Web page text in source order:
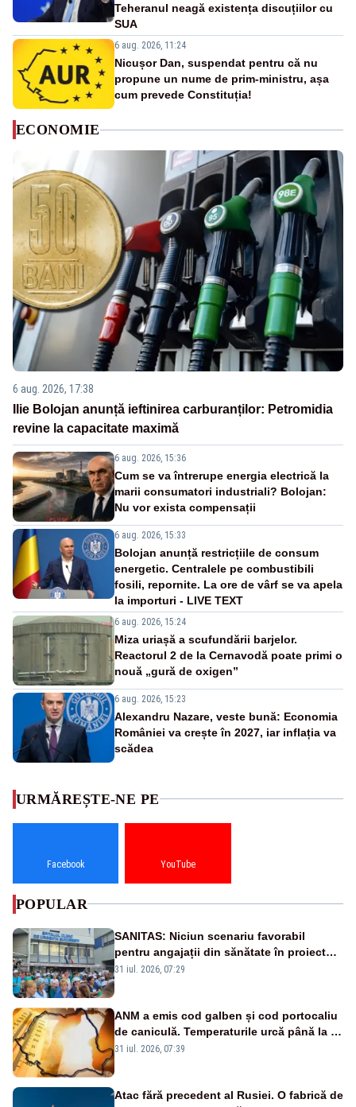
Teheranul neagă existența discuțiilor cu
SUA
6 aug. 2026, 11:24
Nicușor Dan, suspendat pentru că nu
propune un nume de prim-ministru, așa
cum prevede Constituția!
ECONOMIE
6 aug. 2026, 17:38
Ilie Bolojan anunță ieftinirea carburanților: Petromidia
revine la capacitate maximă
6 aug. 2026, 15:36
Cum se va întrerupe energia electrică la
marii consumatori industriali? Bolojan:
Nu vor exista compensații
6 aug. 2026, 15:33
Bolojan anunță restricțiile de consum
energetic. Centralele pe combustibili
fosili, repornite. La ore de vârf se va apela
la importuri - LIVE TEXT
6 aug. 2026, 15:24
Miza uriașă a scufundării barjelor.
Reactorul 2 de la Cernavodă poate primi o
nouă „gură de oxigen”
6 aug. 2026, 15:23
Alexandru Nazare, veste bună: Economia
României va crește în 2027, iar inflația va
scădea
URMĂREȘTE-NE PE
Facebook YouTube
POPULAR
SANITAS: Niciun scenariu favorabil
pentru angajații din sănătate în proiectul
Legii salarizării
31 iul. 2026, 07:29
ANM a emis cod galben și cod portocaliu
de caniculă. Temperaturile urcă până la 38
de grade, iar nopțile devin tropicale
31 iul. 2026, 07:39
Atac fără precedent al Rusiei. O fabrică de